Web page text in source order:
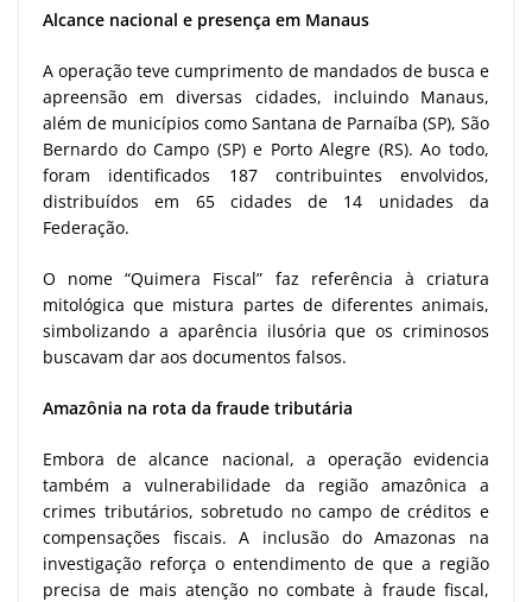
Alcance nacional e presença em Manaus
A operação teve cumprimento de mandados de busca e
apreensão em diversas cidades, incluindo Manaus,
além de municípios como Santana de Parnaíba (SP), São
Bernardo do Campo (SP) e Porto Alegre (RS). Ao todo,
foram identificados 187 contribuintes envolvidos,
distribuídos em 65 cidades de 14 unidades da
Federação.
O nome “Quimera Fiscal” faz referência à criatura
mitológica que mistura partes de diferentes animais,
simbolizando a aparência ilusória que os criminosos
buscavam dar aos documentos falsos.
Amazônia na rota da fraude tributária
Embora de alcance nacional, a operação evidencia
também a vulnerabilidade da região amazônica a
crimes tributários, sobretudo no campo de créditos e
compensações fiscais. A inclusão do Amazonas na
investigação reforça o entendimento de que a região
precisa de mais atenção no combate à fraude fiscal,